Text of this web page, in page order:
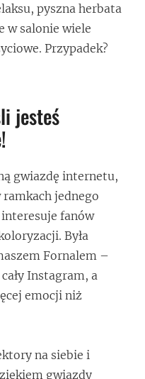
pyszna herbata
w salonie wiele
Przypadek?
jesteś
gwiazdę internetu,
ramkach jednego
fanów
Była
Fornalem –
Instagram, a
emocji niż
na siebie i
gwiazdy